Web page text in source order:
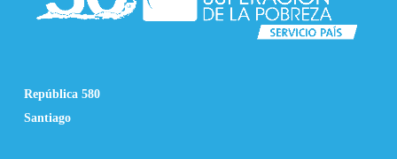
República 580
Santiago